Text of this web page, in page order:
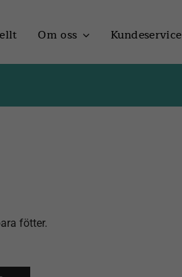
Om oss Kundeservice
fötter.